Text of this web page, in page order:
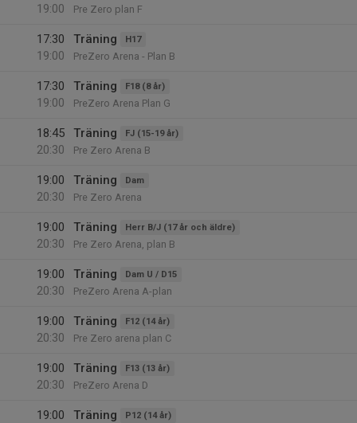
19:00
Pre Zero plan F
17:30
19:00
Träning H17
PreZero Arena - Plan B
17:30
19:00
Träning F18 (8 år)
PreZero Arena Plan G
18:45
20:30
Träning FJ (15-19 år)
Pre Zero Arena B
19:00
20:30
Träning Dam
Pre Zero Arena
19:00
20:30
Träning Herr B/J (17 år och äldre)
Pre Zero Arena, plan B
19:00
20:30
Träning Dam U / D15
PreZero Arena A-plan
19:00
20:30
Träning F12 (14 år)
Pre Zero arena plan C
19:00
20:30
Träning F13 (13 år)
PreZero Arena D
19:00
Träning P12 (14 år)